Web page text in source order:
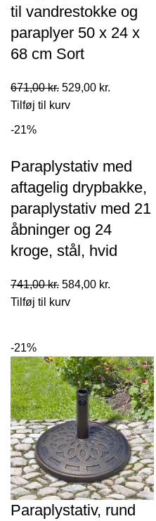
til vandrestokke og
paraplyer 50 x 24 x
68 cm Sort
671,00kr. Den
oprindelige
529,00 kr.
Tilføj til kurv
-21%
Paraplystativ med
aftagelig drypbakke,
paraplystativ med 21
åbninger og 24
kroge, stål, hvid
741,00kr. Den
oprindelige
741,00 kr..
584,00 kr.
584,00 kr..
Tilføj til kurv
-21%
Paraplystativ, rund